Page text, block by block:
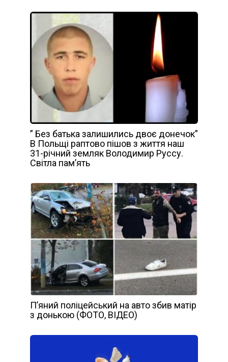
” Без батька залишились двоє донечок”
В Польщі раптово пішов з життя наш
31-річний земляк Володимир Руссу.
Світла пам’ять
П’яний поліцейський на авто збив матір
з донькою (ФОТО, ВІДЕО)